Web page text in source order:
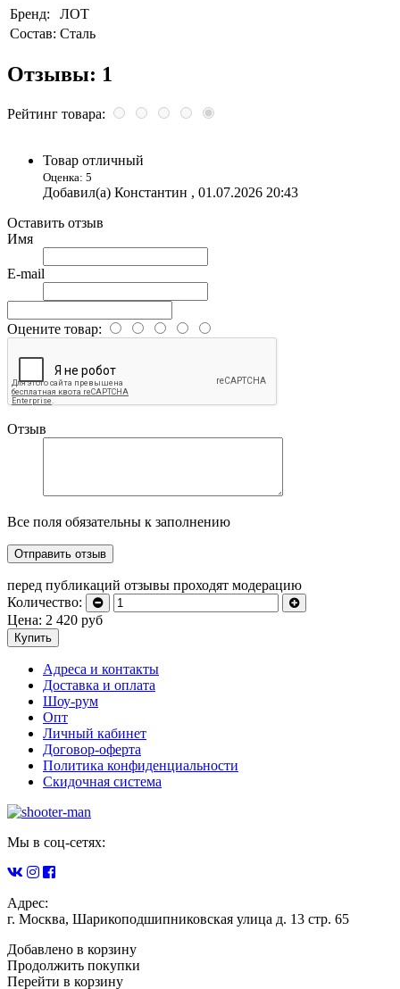
Бренд:
ЛОТ
Состав: Сталь
Отзывы: 1
Рейтинг товара:
Товар отличный
Оценка: 5
Добавил(а) Константин , 01.07.2026 20:43
Оставить отзыв
Имя
E-mail
Оцените товар:
Отзыв
Все поля обязательны к заполнению
перед публикаций отзывы проходят модерацию
Количество:
Цена: 2 420 руб
Купить
Адреса и контакты
Доставка и оплата
Шоу-рум
Опт
Личный кабинет
Договор-оферта
Политика конфиденциальности
Скидочная система
Мы в соц-сетях:
Адрес:
г. Москва, Шарикоподшипниковская улица д. 13 стр. 65
Добавлено в корзину
Продолжить покупки
Перейти в корзину